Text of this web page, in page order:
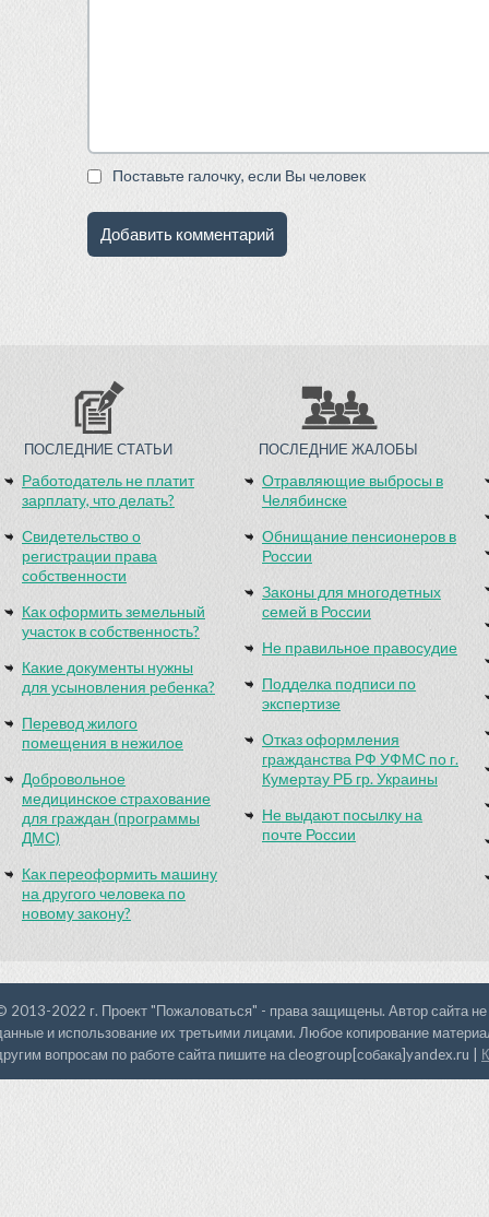
Поставьте галочку, если Вы человек
ПОСЛЕДНИЕ СТАТЬИ
Работодатель не платит
зарплату, что делать?
Свидетельство о
регистрации права
собственности
Как оформить земельный
участок в собственность?
Какие документы нужны
для усыновления ребенка?
Перевод жилого
помещения в нежилое
Добровольное
медицинское страхование
для граждан (программы
ДМС)
Как переоформить машину
на другого человека по
новому закону?
ПОСЛЕДНИЕ ЖАЛОБЫ
Отравляющие выбросы в
Челябинске
Обнищание пенсионеров в
России
Законы для многодетных
семей в России
Не правильное правосудие
Подделка подписи по
экспертизе
Отказ оформления
гражданства РФ УФМС по г.
Кумертау РБ гр. Украины
Не выдают посылку на
почте России
2013-2022 г. Проект "Пожаловаться" - права защищены. Автор сайта не
и использование их третьими лицами. Любое копирование
вопросам по работе сайта пишите на cleogroup[собака]yandex.ru |